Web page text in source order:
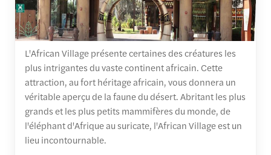
L'African Village présente certaines des créatures les
plus intrigantes du vaste continent africain. Cette
attraction, au fort héritage africain, vous donnera un
véritable aperçu de la faune du désert. Abritant les plus
grands et les plus petits mammifères du monde, de
l'éléphant d'Afrique au suricate, l'African Village est un
lieu incontournable.